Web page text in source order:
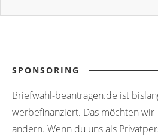
SPONSORING
Briefwahl-beantragen.de ist
werbefinanziert. Das möchten wir
ändern. Wenn du uns als